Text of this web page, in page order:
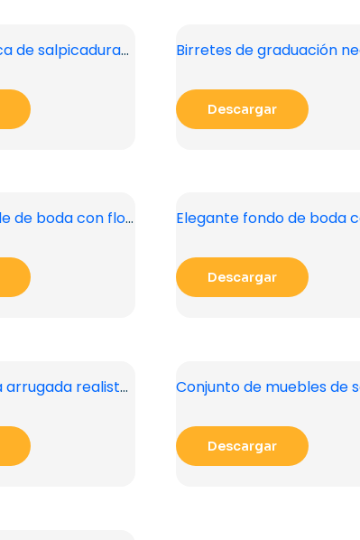
Pintura artística de salpicaduras de agua azul PNG gratis
Descargar
Fondo de borde de boda con flores rosas suaves PNG gratis
Descargar
Cinta adhesiva arrugada realista con textura brillante (PNG gratis)
Descargar